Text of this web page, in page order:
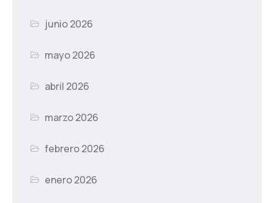
junio 2026
mayo 2026
abril 2026
marzo 2026
febrero 2026
enero 2026